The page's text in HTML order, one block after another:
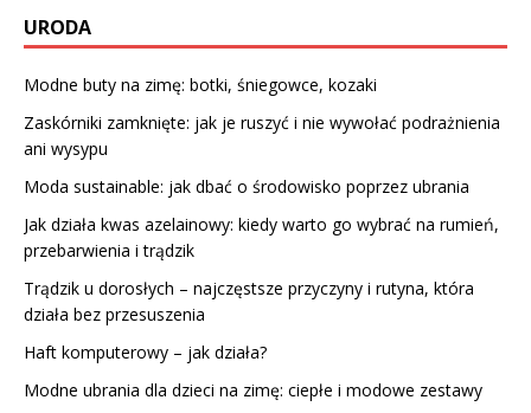
URODA
Modne buty na zimę: botki, śniegowce, kozaki
Zaskórniki zamknięte: jak je ruszyć i nie wywołać podrażnienia
ani wysypu
Moda sustainable: jak dbać o środowisko poprzez ubrania
Jak działa kwas azelainowy: kiedy warto go wybrać na rumień,
przebarwienia i trądzik
Trądzik u dorosłych – najczęstsze przyczyny i rutyna, która
działa bez przesuszenia
Haft komputerowy – jak działa?
Modne ubrania dla dzieci na zimę: ciepłe i modowe zestawy